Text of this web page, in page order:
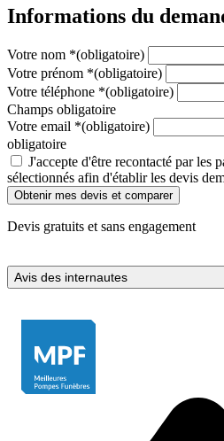
Informations du
Votre nom *(obligatoire)
Votre prénom *(obligatoire)
Votre téléphone *(obligatoire)
Champs obligatoire
Votre email *(obligatoire)
obligatoire
J'accepte d'être recontacté par les
sélectionnés afin d'établir les devis
Devis gratuits et sans engagement
Avis des internautes